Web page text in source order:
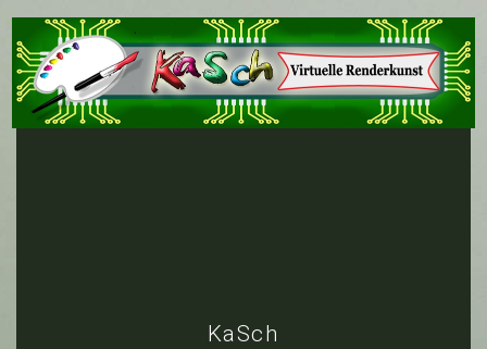
KaSch